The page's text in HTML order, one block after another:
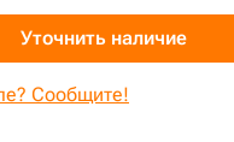
Уточнить наличие
Сообщите!
50-93